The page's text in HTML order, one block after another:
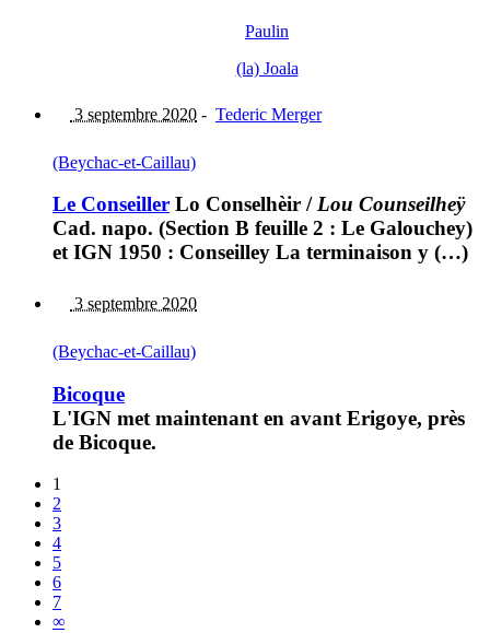
Paulin
(la) Joala
3 septembre 2020 - Tederic Merger
(Beychac-et-Caillau)
Le Conseiller Lo Conselhèir /Lou Counseilheÿ
Cad. napo. (Section B feuille 2 : Le Galouchey)
et IGN 1950 : Conseilley La terminaison y (…)
3 septembre 2020
(Beychac-et-Caillau)
Bicoque
L'IGN met maintenant en avant Erigoye, près
de Bicoque.
1
2
3
4
5
6
7
∞